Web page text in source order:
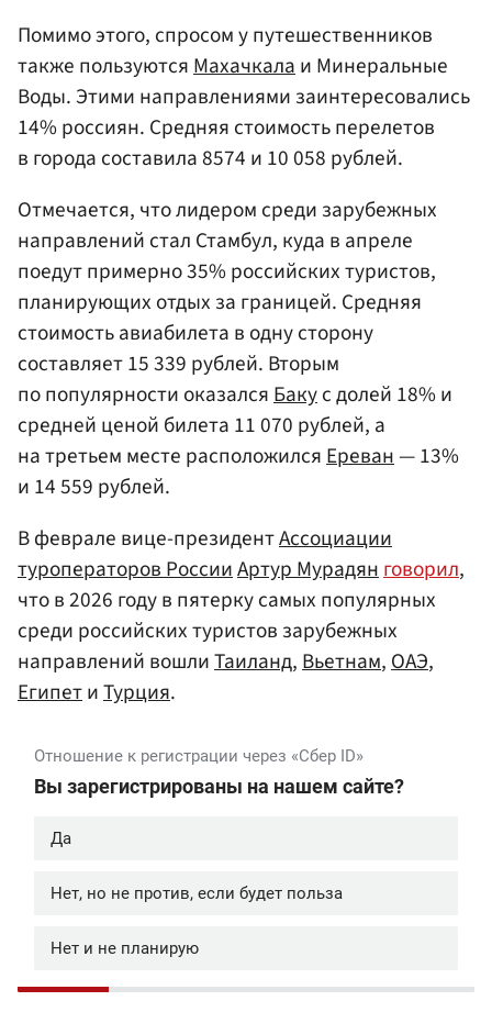
Помимо этого, спросом у путешественников
также пользуются Махачкала и Минеральные
Воды. Этими направлениями заинтересовались
14% россиян. Средняя стоимость перелетов
в города составила 8574 и 10 058 рублей.
Отмечается, что лидером среди зарубежных
направлений стал Стамбул, куда в апреле
поедут примерно 35% российских туристов,
планирующих отдых за границей. Средняя
стоимость авиабилета в одну сторону
составляет 15 339 рублей. Вторым
по популярности оказалсяБакус долей 18% и
средней ценой билета 11 070 рублей, а
на третьем месте расположилсяЕреван— 13%
и 14 559 рублей.
В феврале вице-президентАссоциации
туроператоров РоссииАртур Мурадянговорил,
что в 2026 году в пятерку самых популярных
среди российских туристов зарубежных
направлений вошлиТаиланд,Вьетнам,ОАЭ,
ЕгипетиТурция.